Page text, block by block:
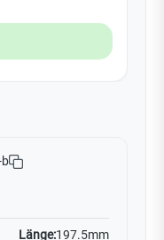
Länge:197.5mm